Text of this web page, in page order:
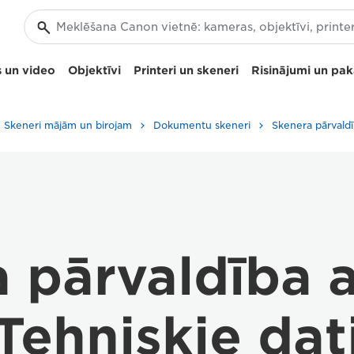
un video Objektīvi Printeri un skeneri Risinājumi un
Skeneri mājām un birojam Dokumentu skeneri
pārvaldība